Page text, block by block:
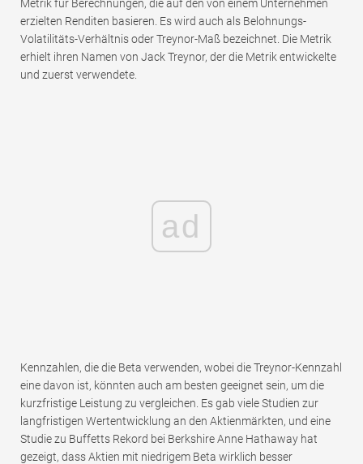
Metrik für Berechnungen, die auf den von einem Unternehmen
erzielten Renditen basieren. Es wird auch als Belohnungs-
Volatilitäts-Verhältnis oder Treynor-Maß bezeichnet. Die Metrik
erhielt ihren Namen von Jack Treynor, der die Metrik entwickelte
und zuerst verwendete.
ad
Kennzahlen, die die Beta verwenden, wobei die Treynor-Kennzahl
eine davon ist, könnten auch am besten geeignet sein, um die
kurzfristige Leistung zu vergleichen. Es gab viele Studien zur
langfristigen Wertentwicklung an den Aktienmärkten, und eine
Studie zu Buffetts Rekord bei Berkshire Anne Hathaway hat
gezeigt, dass Aktien mit niedrigem Beta wirklich besser